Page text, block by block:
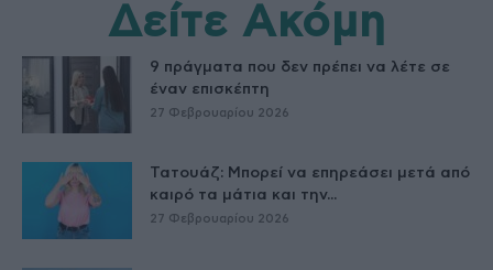
Δείτε Ακόμη
9 πράγματα που δεν πρέπει να λέτε σε
έναν επισκέπτη
27 Φεβρουαρίου 2026
Τατουάζ: Μπορεί να επηρεάσει μετά από
καιρό τα μάτια και την...
27 Φεβρουαρίου 2026